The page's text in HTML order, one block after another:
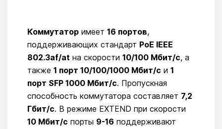
Коммутатор имеет 16 портов,
поддерживающих стандарт PoE IEEE
802.3af/at на скорости 10/100 Мбит/с, а
также 1 порт 10/100/1000 Мбит/с и 1
порт SFP 1000 Мбит/с. Пропускная
способность коммутатора составляет 7,2
Гбит/с. В режиме EXTEND при скорости
10 Мбит/с порты 9-16 поддерживают